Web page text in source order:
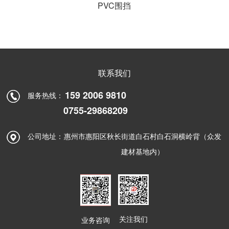
PVC围挡
联系我们
服务热线： 159 2006 9810
0755-29868209
公司地址： 惠州市惠阳区秋长街道白石村白石洞横岭背（众发
建材基地内）
业务咨询 关注我们